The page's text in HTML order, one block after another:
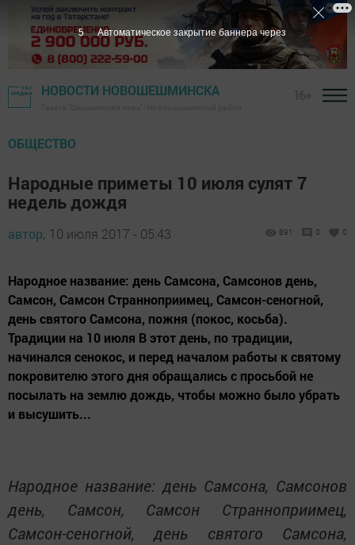
НОВОСТИ НОВОШЕШМИНСКА
ОБЩЕСТВО
Народные приметы 10 июля сулят 7
недель дождя
автор, 10 июля 2017 - 05:43 891 0 0
Народное название: день Самсона, Самсонов день,
Самсон, Самсон Странноприимец, Самсон-сеногной,
день святого Самсона, пожня (покос, косьба).
Традиции на 10 июля В этот день, по традиции,
начинался сенокос, и перед началом работы к святому
покровителю этого дня обращались с просьбой не
посылать на землю дождь, чтобы можно было убрать
и высушить...
Народное название: день Самсона, Самсонов
день, Самсон, Самсон Странноприимец,
Самсон-сеногной, день святого Самсона,
4 Автоматическое закрытие баннера через